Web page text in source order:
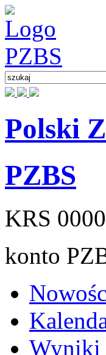
Polski
PZBS
KRS
konto
Wyniki